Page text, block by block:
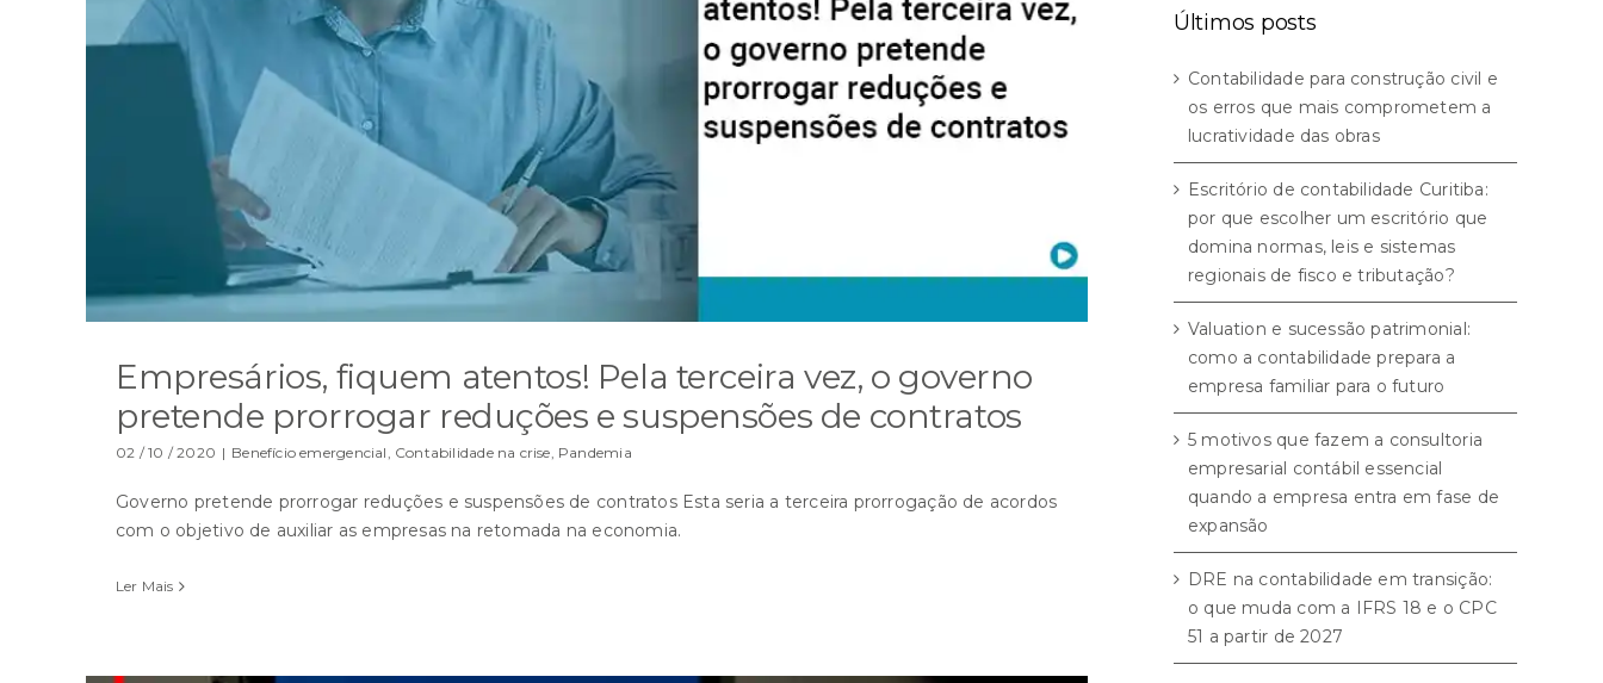
Empresários, fiquem atentos! Pela terceira vez, o governo
pretende prorrogar reduções e suspensões de contratos
02 / 10 / 2020 | Benefício emergencial, Contabilidade na crise, Pandemia
Governo pretende prorrogar reduções e suspensões de contratos Esta seria a terceira prorrogação de acordos
com o objetivo de auxiliar as empresas na retomada na economia.
Ler Mais
Últimos posts
Contabilidade para construção civil e
os erros que mais comprometem a
lucratividade das obras
Escritório de contabilidade Curitiba:
por que escolher um escritório que
domina normas, leis e sistemas
regionais de fisco e tributação?
Valuation e sucessão patrimonial:
como a contabilidade prepara a
empresa familiar para o futuro
5 motivos que fazem a consultoria
empresarial contábil essencial
quando a empresa entra em fase de
expansão
DRE na contabilidade em transição:
o que muda com a IFRS 18 e o CPC
51 a partir de 2027